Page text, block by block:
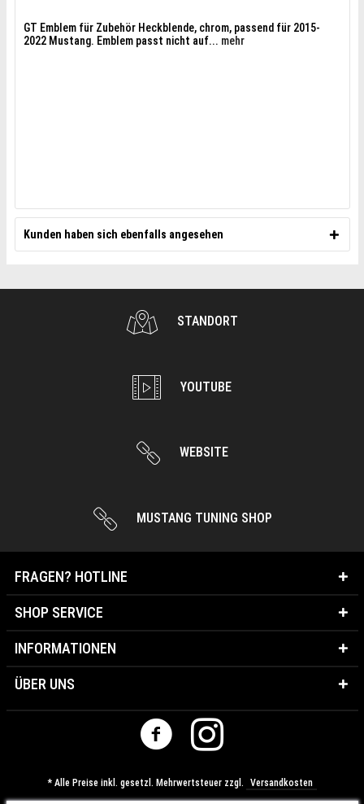
GT Emblem für Zubehör Heckblende, chrom, passend für 2015-
2022 Mustang. Emblem passt nicht auf... mehr
Kunden haben sich ebenfalls angesehen
STANDORT
YOUTUBE
WEBSITE
MUSTANG TUNING SHOP
FRAGEN? HOTLINE
SHOP SERVICE
INFORMATIONEN
ÜBER UNS
* Alle Preise inkl. gesetzl. Mehrwertsteuer zzgl. Versandkosten